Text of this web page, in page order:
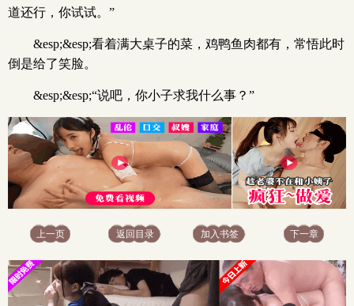
道还行，你试试。”
&esp;&esp;看着满大桌子的菜，鸡鸭鱼肉都有，常悟此时
倒是给了笑脸。
&esp;&esp;“说吧，你小子求我什么事？”
上一页 返回目录 加入书签 下一章